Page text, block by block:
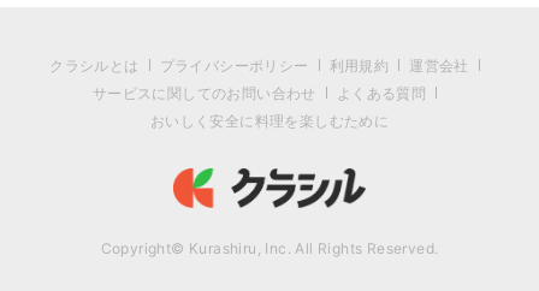
クラシルとは プライバシーポリシー 利用規約
運営会社
サービスに関してのお問い合わせ
よくある質問
おいしく安全に料理を楽しむために
Copyright© Kurashiru, Inc. All Rights Reserved.